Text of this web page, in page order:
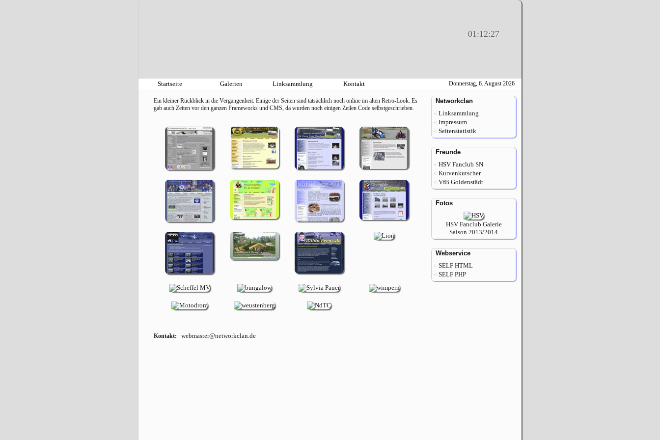
01:12:27
Startseite Galerien Linksammlung Kontakt Donnerstag, 6. August 2026
Ein kleiner Rückblick in die Vergangenheit. Einige der Seiten sind tatsächlich noch online im alten Retro-Look. Es
gab auch Zeiten vor den ganzen Frameworks und CMS, da wurden noch einigen Zeilen Code selbstgeschrieben.
Kontakt: webmaster@networkclan.de
Networkclan
< Linksammlung
< Impressum
< Seitenstatistik
Freunde
< HSV Fanclub SN
< Kurvenkutscher
< VfB Goldenstädt
Fotos
HSV Fanclub Galerie
Saison 2013/2014
Webservice
< SELF HTML
< SELF PHP